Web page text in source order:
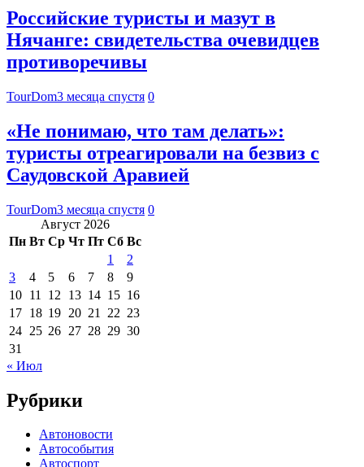
Российские туристы и мазут в
Нячанге: свидетельства очевидцев
противоречивы
TourDom3 месяца спустя 0
«Не понимаю, что там делать»:
туристы отреагировали на безвиз с
Саудовской Аравией
TourDom3 месяца спустя 0
Август 2026
Пн Вт Ср Чт Пт Сб Вс
1
2
3
4 5 6 7 8
9
10 11 12 13 14 15 16
17 18 19 20 21 22 23
24 25 26 27 28 29 30
31
« Июл
Рубрики
Автоновости
Автособытия
Автоспорт